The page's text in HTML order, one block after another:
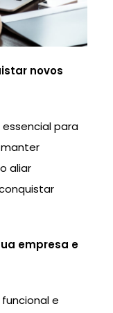
novos
para
aliar
empresa e
e